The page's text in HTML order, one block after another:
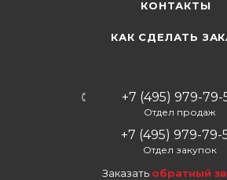
КОНТАКТЫ
КАК СДЕЛАТЬ
+7 (495) 979-79-
Отдел продаж
+7 (495) 979-79-
Отдел закупок
Заказать обратный